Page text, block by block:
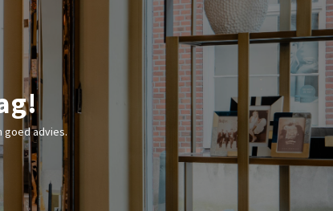
goed advies.